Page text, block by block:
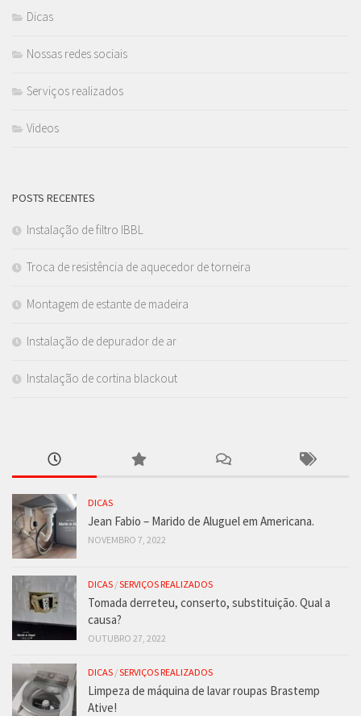
Dicas
Nossas redes sociais
Serviços realizados
Videos
POSTS RECENTES
Instalação de filtro IBBL
Troca de resistência de aquecedor de torneira
Montagem de estante de madeira
Instalação de depurador de ar
Instalação de cortina blackout
DICAS
Jean Fabio – Marido de Aluguel em Americana.
NOVEMBRO 7, 2022
DICAS /SERVIÇOS REALIZADOS
Tomada derreteu, conserto, substituição. Qual a
causa?
OUTUBRO 27, 2022
DICAS /SERVIÇOS REALIZADOS
Limpeza de máquina de lavar roupas Brastemp
Ative!